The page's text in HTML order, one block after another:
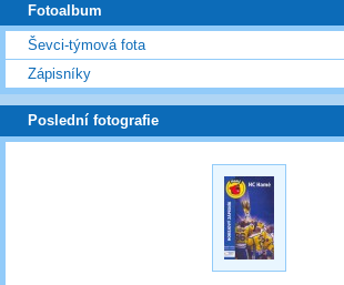
Fotoalbum
Ševci-týmová fota
Zápisníky
Poslední fotografie